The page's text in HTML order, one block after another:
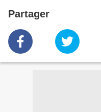
Partager